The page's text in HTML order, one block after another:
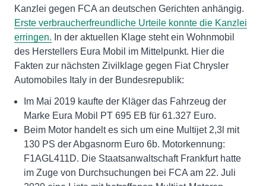
Kanzlei gegen FCA an deutschen Gerichten anhängig.
Erste verbraucherfreundliche Urteile konnte die Kanzlei
erringen. In der aktuellen Klage steht ein Wohnmobil
des Herstellers Eura Mobil im Mittelpunkt. Hier die
Fakten zur nächsten Zivilklage gegen Fiat Chrysler
Automobiles Italy in der Bundesrepublik:
Im Mai 2019 kaufte der Kläger das Fahrzeug der
Marke Eura Mobil PT 695 EB für 61.327 Euro.
Beim Motor handelt es sich um eine Multijet 2,3l mit
130 PS der Abgasnorm Euro 6b. Motorkennung:
F1AGL411D. Die Staatsanwaltschaft Frankfurt hatte
im Zuge von Durchsuchungen bei FCA am 22. Juli